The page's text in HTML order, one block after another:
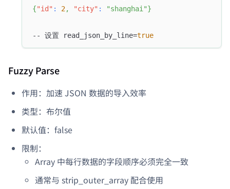
{"id" : 2, "city" : "shanghai"}
-- 设置 read_json_by_line=true
Fuzzy Parse
作用：加速 JSON 数据的导入效率
类型：布尔值
默认值：false
限制：
Array 中每行数据的字段顺序必须完全一致
通常与 strip_outer_array 配合使用